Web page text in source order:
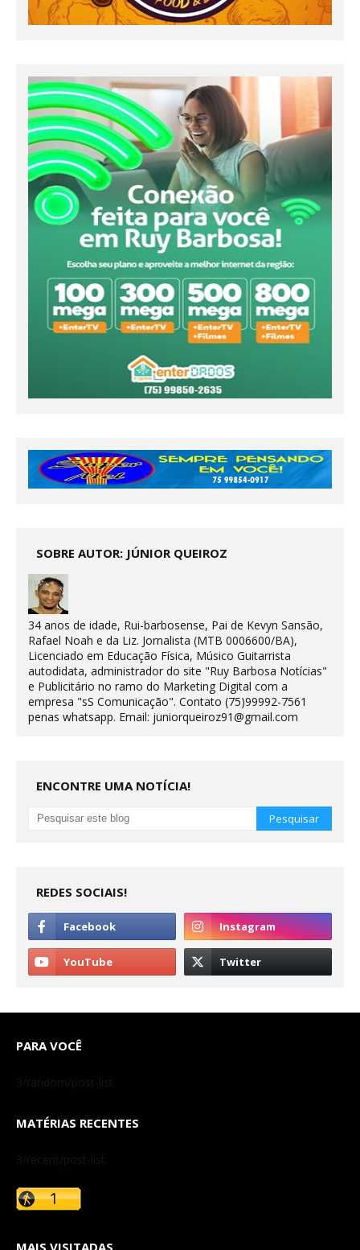
SOBRE AUTOR: JÚNIOR QUEIROZ
34 anos de idade, Rui-barbosense, Pai de Kevyn Sansão,
Rafael Noah e da Liz. Jornalista (MTB 0006600/BA),
Licenciado em Educação Física, Músico Guitarrista
autodidata, administrador do site "Ruy Barbosa Notícias"
e Publicitário no ramo do Marketing Digital com a
empresa "sS Comunicação". Contato (75)99992-7561
penas whatsapp. Email: juniorqueiroz91@gmail.com
ENCONTRE UMA NOTÍCIA!
REDES SOCIAIS!
PARA VOCÊ
3/random/post-list
MATÉRIAS RECENTES
3/recent/post-list